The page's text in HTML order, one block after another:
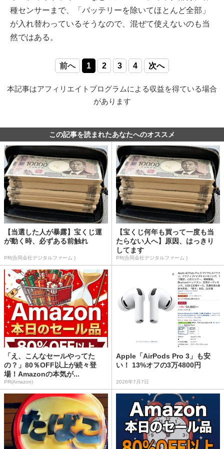
種センサーまで、「バッテリーを除いてほとんど全部」
が入れ替わっているそうなので、混ぜて使えないのも当
然ではある。
前へ 1 2 3 4 次へ
本記事はアフィリエイトプログラムによる収益を得ている場合
があります
この記事を読まれたあなたへのオススメ
【当選した人が暴露】宝くじ運
が動く時、必ずある前触れ
PR(合同会社デジタルファーム )
【宝くじ何年も買って一度も当
たらない人へ】原因、はっきり
してます
PR(合同会社デジタルファーム )
「え、こんなセールやってた
の？」80％OFF以上が続々登
場！Amazonの本気が...
PR(Amazon)
Apple「AirPods Pro 3」も安
い！ 13%オフの3万4800円
2026年7月7日